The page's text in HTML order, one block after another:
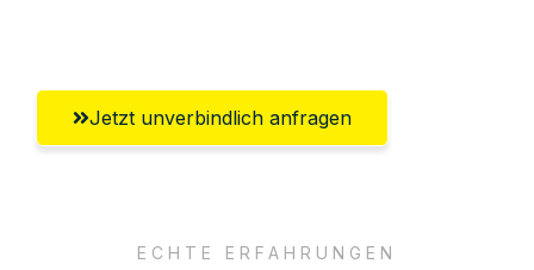
Jetzt unverbindlich anfragen
ECHTE ERFAHRUNGEN